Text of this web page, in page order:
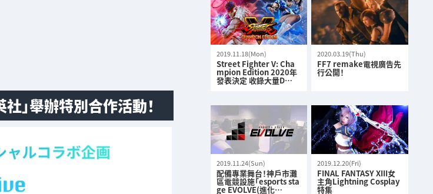
」舉辦特別合作活動！
2019.11.18(Mon)
Street Fighter V: Cha
mpion Edition 2020年
發表決定 收錄大量D…
2020.03.19(Thu)
FF7 remake電視廣告先
行公開！
2019.11.24(Sun)
配備專業舞台！神戶市灘
區電競設施「esports sta
ge EVOLVE(進化…
2019.12.20(Fri)
FINAL FANTASY XIII女
主角Lightning Cosplay
特集